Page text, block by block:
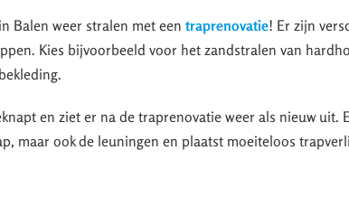
Balen weer stralen met een traprenovatie! Er zijn
Kies bijvoorbeeld voor het zandstralen van
en ziet er na de traprenovatie weer als nieuw uit.
maar ook de leuningen en plaatst moeiteloos